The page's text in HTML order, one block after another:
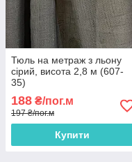
Тюль на метраж з льону
сірий, висота 2,8 м (607-
35)
188 ₴/пог.м
197 ₴/пог.м
Купити